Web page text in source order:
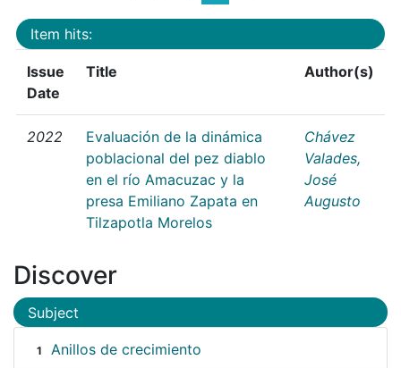
Item hits:
Issue
Date
Title Author(s)
2022
Evaluación de la dinámica
poblacional del pez diablo
en el río Amacuzac y la
presa Emiliano Zapata en
Tilzapotla Morelos
Chávez
Valades,
José
Augusto
Discover
Subject
1 Anillos de crecimiento